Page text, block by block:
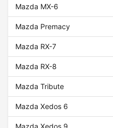
Mazda MX-6
Mazda Premacy
Mazda RX-7
Mazda RX-8
Mazda Tribute
Mazda Xedos 6